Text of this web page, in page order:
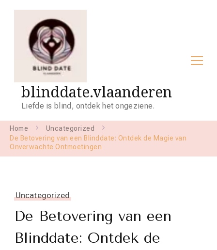
blinddate.vlaanderen
Liefde is blind, ontdek het ongeziene.
Home
Uncategorized
De Betovering van een Blinddate: Ontdek de Magie van
Onverwachte Ontmoetingen
Uncategorized
De Betovering van een
Blinddate: Ontdek de